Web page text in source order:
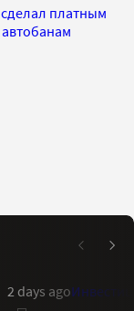
сделал платным
2 days ago